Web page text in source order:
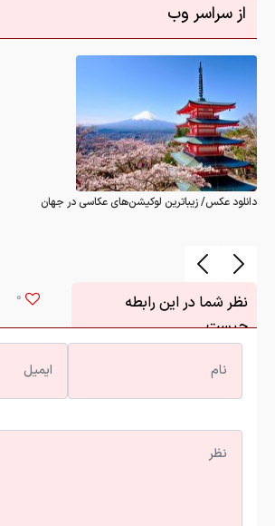
از سراسر وب
دانلود عکس/ زیباترین لوکیشن‌های عکاسی در جهان
0
نظر شما در این رابطه
چیست